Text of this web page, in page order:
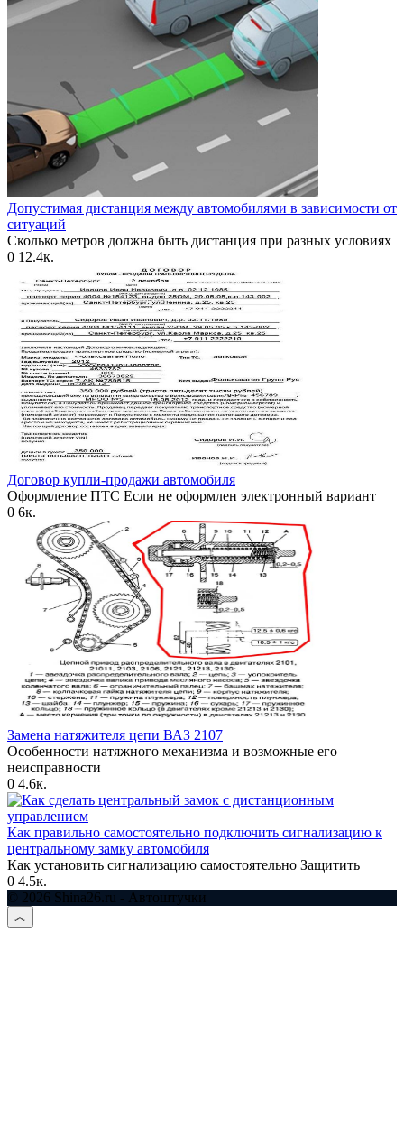
Допустимая дистанция между автомобилями в зависимости от
ситуаций
Сколько метров должна быть дистанция при разных условиях
0 12.4к.
Договор купли-продажи автомобиля
Оформление ПТС Если не оформлен электронный вариант
0 6к.
Замена натяжителя цепи ВАЗ 2107
Особенности натяжного механизма и возможные его
неисправности
0 4.6к.
Как правильно самостоятельно подключить сигнализацию к
центральному замку автомобиля
Как установить сигнализацию самостоятельно Защитить
0 4.5к.
© 2026 Shina26.ru - Автоштучки